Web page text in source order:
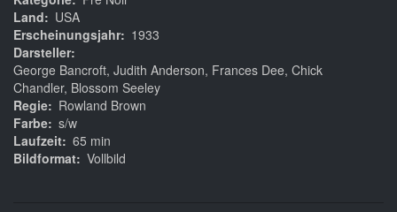
Land
USA
Erscheinungsjahr
1933
Darsteller
George Bancroft, Judith Anderson, Frances Dee, Chick
Chandler, Blossom Seeley
Regie
Rowland Brown
Farbe s/w
Laufzeit 65 min
Bildformat Vollbild